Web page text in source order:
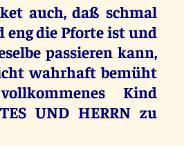
auch, daß schmal
eng die Pforte ist und
passieren kann,
wahrhaft bemüht
Kind
UND HERRN zu